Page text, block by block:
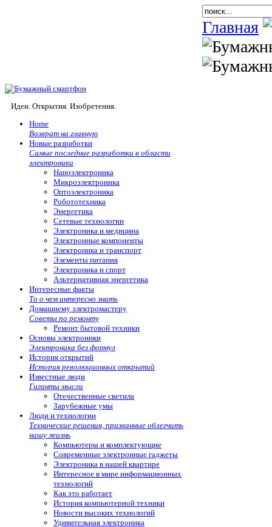
Главная
Идеи. Открытия. Изобретения.
Home
Возврат на главную
Новые разработки
Самые последние разработки в области
электроники
Наноэлектроника
Микроэлектроника
Оптоэлектроника
Робототехника
Энергетика
Сетевые технологии
Электроника и медицина
Электронные компоненты
Электроника и транспорт
Элементы питания
Электроника и спорт
Альтернативная энергетика
Интересные факты
То о чем интересно знать
Домашнему электромастеру
Советы по ремонту
Ремонт бытовой техники
Основы электроники
Электроника без формул
История открытий
История революционных открытий
Известные люди
Гиганты мысли
Отечественные светила
Зарубежные умы
Люди и технологии
Технические решения, призванные облегчить
нашу жизнь
Компьютеры и комплектующие
Современные электронные гаджеты
Электроника в нашей квартире
Интересное в мире информационных
технологий
Как это работает
История компьютерной техники
Новости высоких технологий
Удивительная электроника